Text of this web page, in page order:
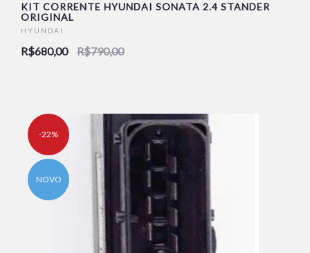
KIT CORRENTE HYUNDAI SONATA 2.4 STANDER
ORIGINAL
HYUNDAI
R$680,00 R$790,00
-22%
NOVO